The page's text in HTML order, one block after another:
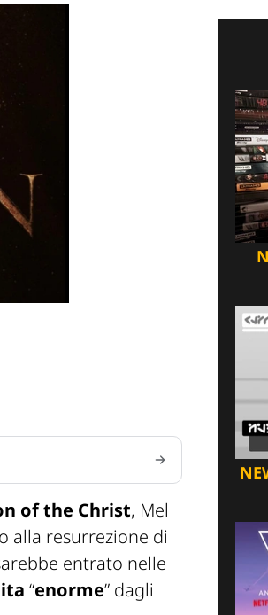
of the Christ, Mel
alla resurrezione di
entrato nelle
“enorme” dagli